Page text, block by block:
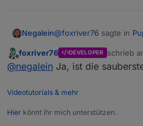
Negalein@foxriver76 sagte in
Ja, sollte nicht
wird.
Also Puppeteer wieder
installieren?
Offline
foxriver76 DEVELOPER schrieb
zuletzt
@negalein Ja, ist die
Videotutorials & mehr
Hier könnt ihr mich unterstützen.